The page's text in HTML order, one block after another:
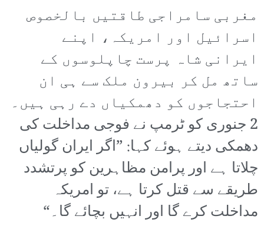
مغربی سامراجی طاقتیں بالخصوص
اسرائیل اور امریکہ، اپنے
ایرانی شاہ پرست چاپلوسوں کے
ساتھ مل کر بیرون ملک سے ہی ان
احتجاجوں کو دھمکیاں دے رہی ہیں۔
2 جنوری کو ٹرمپ نے فوجی مداخلت کی
دھمکی دیتے ہوئے کہا: ”اگر ایران گولیاں
چلاتا ہے اور پرامن مظاہرین کو پرتشدد
طریقے سے قتل کرتا ہے، تو امریکہ
مداخلت کرے گا اور انہیں بچائے گا۔“